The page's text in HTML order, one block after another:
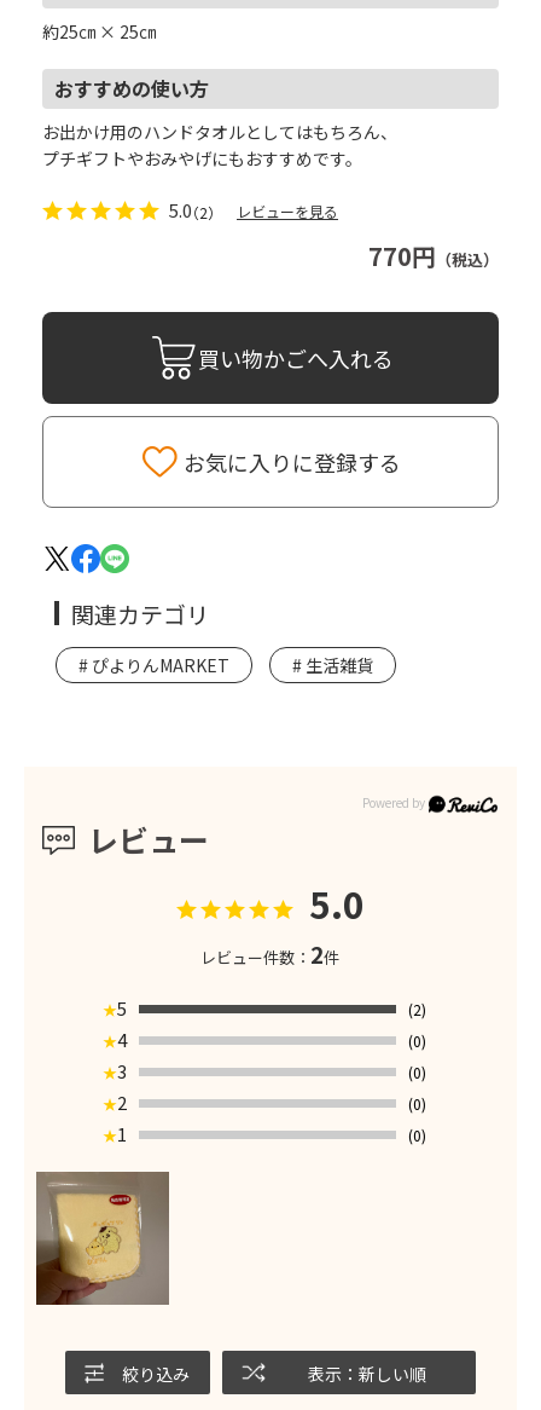
770円 （税込）
約25㎝ × 25㎝
おすすめの使い方
お出かけ用のハンドタオルとしてはもちろん、
プチギフトやおみやげにもおすすめです。
5.0（2） レビューを見る
買い物かごへ入れる
お気に入りに登録する
レビュー
5.0
レビュー件数： 2件
★5
(2)
★4
(0)
★3
(0)
★2
(0)
★1 (0)
絞り込み 表示：新しい順
関連カテゴリ
ぴよりんMARKET 生活雑貨